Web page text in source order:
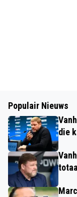
Populair Nieuws
die